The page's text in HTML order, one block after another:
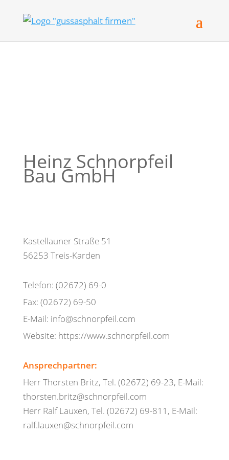
Heinz Schnorpfeil
Bau GmbH
Kastellauner Straße 51
56253 Treis-Karden
Telefon: (02672) 69-0
Fax: (02672) 69-50
E-Mail: info@schnorpfeil.com
Website: https://www.schnorpfeil.com
Ansprechpartner:
Herr Thorsten Britz, Tel. (02672) 69-23, E-Mail:
thorsten.britz@schnorpfeil.com
Herr Ralf Lauxen, Tel. (02672) 69-811, E-Mail:
ralf.lauxen@schnorpfeil.com